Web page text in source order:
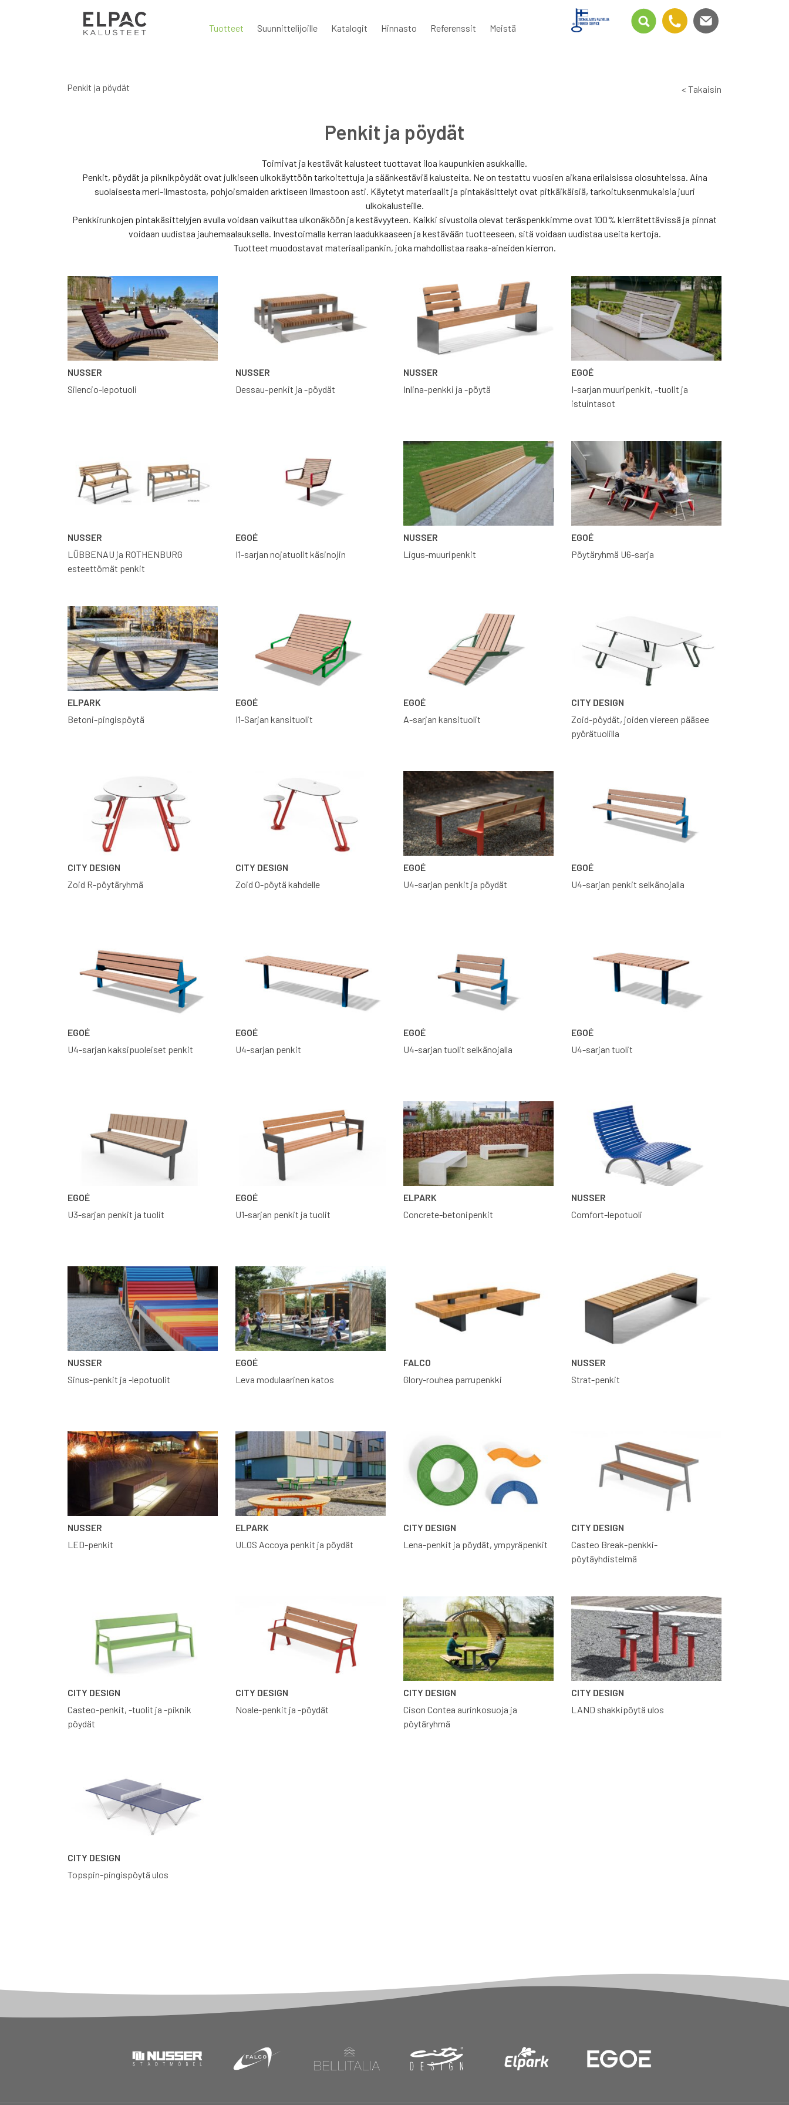
Tuotteet Suunnittelijoille Katalogit Hinnasto Referenssit Meistä
Penkit ja pöydät < Takaisin
Penkit ja pöydät
Toimivat ja kestävät kalusteet tuottavat iloa kaupunkien asukkaille.
Penkit, pöydät ja piknikpöydät ovat julkiseen ulkokäyttöön tarkoitettuja ja säänkestäviä kalusteita. Ne on testattu vuosien aikana erilaisissa olosuhteissa. Aina
suolaisesta meri-ilmastosta, pohjoismaiden arktiseen ilmastoon asti. Käytetyt materiaalit ja pintakäsittelyt ovat pitkäikäisiä, tarkoituksenmukaisia juuri
ulkokalusteille.
Penkkirunkojen pintakäsittelyjen avulla voidaan vaikuttaa ulkonäköön ja kestävyyteen. Kaikki sivustolla olevat teräspenkkimme ovat 100% kierrätettävissä ja pinnat
voidaan uudistaa jauhemaalauksella. Investoimalla kerran laadukkaaseen ja kestävään tuotteeseen, sitä voidaan uudistaa useita kertoja.
Tuotteet muodostavat materiaalipankin, joka mahdollistaa raaka-aineiden kierron.
NUSSER
Silencio-lepotuoli
NUSSER
Dessau-penkit ja -pöydät
NUSSER
Inlina-penkki ja -pöytä
EGOÉ
I-sarjan muuripenkit, -tuolit ja
istuintasot
NUSSER
LÜBBENAU ja ROTHENBURG
esteettömät penkit
EGOÉ
I1-sarjan nojatuolit käsinojin
NUSSER
Ligus-muuripenkit
EGOÉ
Pöytäryhmä U6-sarja
ELPARK
Betoni-pingispöytä
EGOÉ
I1-Sarjan kansituolit
EGOÉ
A-sarjan kansituolit
CITY DESIGN
Zoid-pöydät, joiden viereen pääsee
pyörätuolilla
CITY DESIGN
Zoid R-pöytäryhmä
CITY DESIGN
Zoid O-pöytä kahdelle
EGOÉ
U4-sarjan penkit ja pöydät
EGOÉ
U4-sarjan penkit selkänojalla
EGOÉ
U4-sarjan kaksipuoleiset penkit
EGOÉ
U4-sarjan penkit
EGOÉ
U4-sarjan tuolit selkänojalla
EGOÉ
U4-sarjan tuolit
EGOÉ
U3-sarjan penkit ja tuolit
EGOÉ
U1-sarjan penkit ja tuolit
ELPARK
Concrete-betonipenkit
NUSSER
Comfort-lepotuoli
NUSSER
Sinus-penkit ja -lepotuolit
EGOÉ
Leva modulaarinen katos
FALCO
Glory-rouhea parrupenkki
NUSSER
Strat-penkit
NUSSER
LED-penkit
ELPARK
ULOS Accoya penkit ja pöydät
CITY DESIGN
Lena-penkit ja pöydät, ympyräpenkit
CITY DESIGN
Casteo Break-penkki-
pöytäyhdistelmä
CITY DESIGN
Casteo-penkit, -tuolit ja -piknik
pöydät
CITY DESIGN
Noale-penkit ja -pöydät
CITY DESIGN
Cison Contea aurinkosuoja ja
pöytäryhmä
CITY DESIGN
LAND shakkipöytä ulos
CITY DESIGN
Topspin-pingispöytä ulos